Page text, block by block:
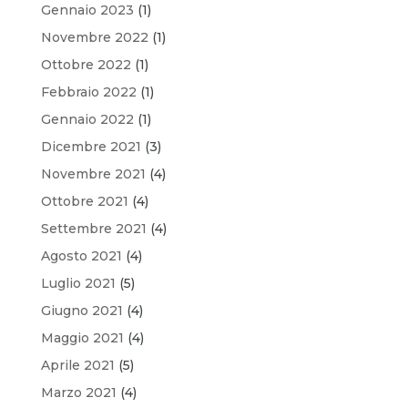
Gennaio 2023 (1)
Novembre 2022 (1)
Ottobre 2022 (1)
Febbraio 2022 (1)
Gennaio 2022 (1)
Dicembre 2021 (3)
Novembre 2021 (4)
Ottobre 2021 (4)
Settembre 2021 (4)
Agosto 2021 (4)
Luglio 2021 (5)
Giugno 2021 (4)
Maggio 2021 (4)
Aprile 2021 (5)
Marzo 2021 (4)